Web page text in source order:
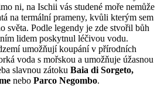
ni, na Ischii vás studené moře nemůže
na termální prameny, kvůli kterým sem
světa. Podle legendy je zde stvořil bůh
lidem poskytnul léčivou vodu.
umožňují koupání v přírodních
voda s mořskou a umožňuje úžasnou
slavnou zátoku Baia di Sorgeto,
nebo Parco Negombo.